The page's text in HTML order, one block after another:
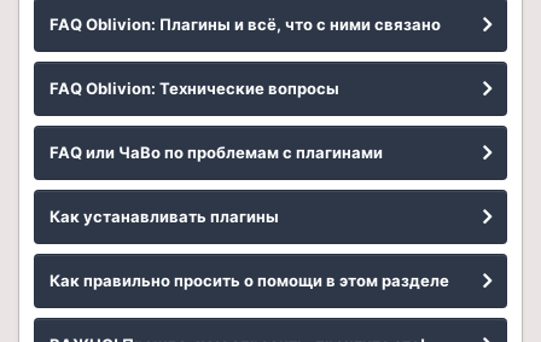
FAQ Oblivion: Плагины и всё, что с ними связано
FAQ Oblivion: Технические вопросы
FAQ или ЧаВо по проблемам с плагинами
Как устанавливать плагины
Как правильно просить о помощи в этом разделе